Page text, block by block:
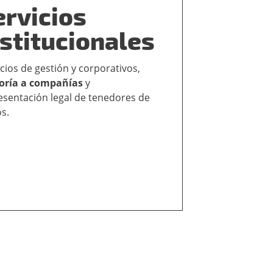
de gestión y corporativos,
a compañíasy
legal de tenedores de